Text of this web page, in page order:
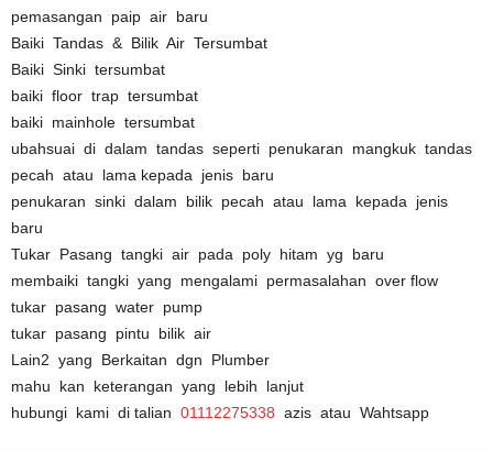
pemasangan paip air baru
Baiki Tandas & Bilik Air Tersumbat
Baiki Sinki tersumbat
baiki floor trap tersumbat
baiki mainhole tersumbat
ubahsuai di dalam tandas seperti penukaran mangkuk tandas
pecah atau lama kepada jenis baru
penukaran sinki dalam bilik pecah atau lama kepada jenis
baru
Tukar Pasang tangki air pada poly hitam yg baru
membaiki tangki yang mengalami permasalahan over flow
tukar pasang water pump
tukar pasang pintu bilik air
Lain2 yang Berkaitan dgn Plumber
mahu kan keterangan yang lebih lanjut
hubungi kami di talian 01112275338 azis atau Wahtsapp